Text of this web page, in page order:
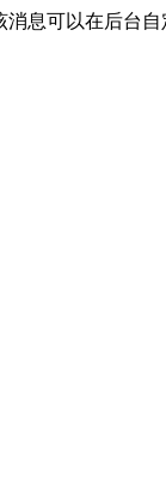
消息可以在后台自